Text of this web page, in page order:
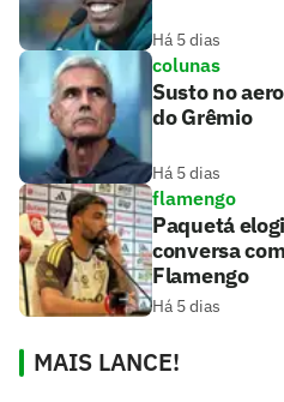
Há 5 dias
colunas
Susto no
do Grêmio
Há 5 dias
flamengo
Paquetá
conversa
Flamengo
Há 5 dias
MAIS LANCE!